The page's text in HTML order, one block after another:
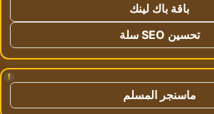
باقة باك لينك
تحسين SEO سلة
!
ماسنجر المسلم